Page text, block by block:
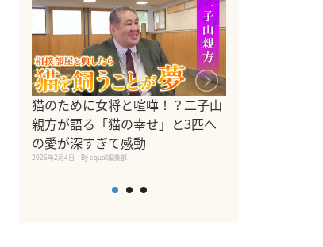
猫のために女将と喧嘩！？二子山
親方が語る「猫の幸せ」と3匹へ
の愛が深すぎて感動
2026年2月4日 By equall編集部